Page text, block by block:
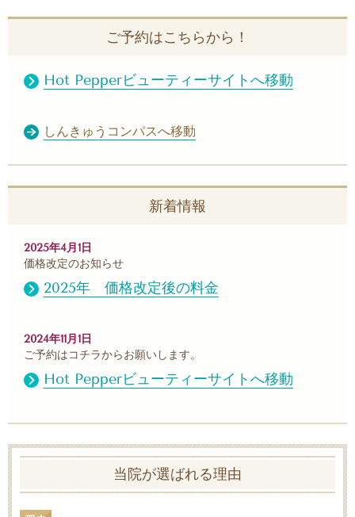
ご予約はこちらから！
Hot Pepperビューティーサイトへ移動
しんきゅうコンパスへ移動
新着情報
2025年4月1日
価格改定のお知らせ
2025年 価格改定後の料金
2024年11月1日
ご予約はコチラからお願いします。
Hot Pepperビューティーサイトへ移動
当院が選ばれる理由